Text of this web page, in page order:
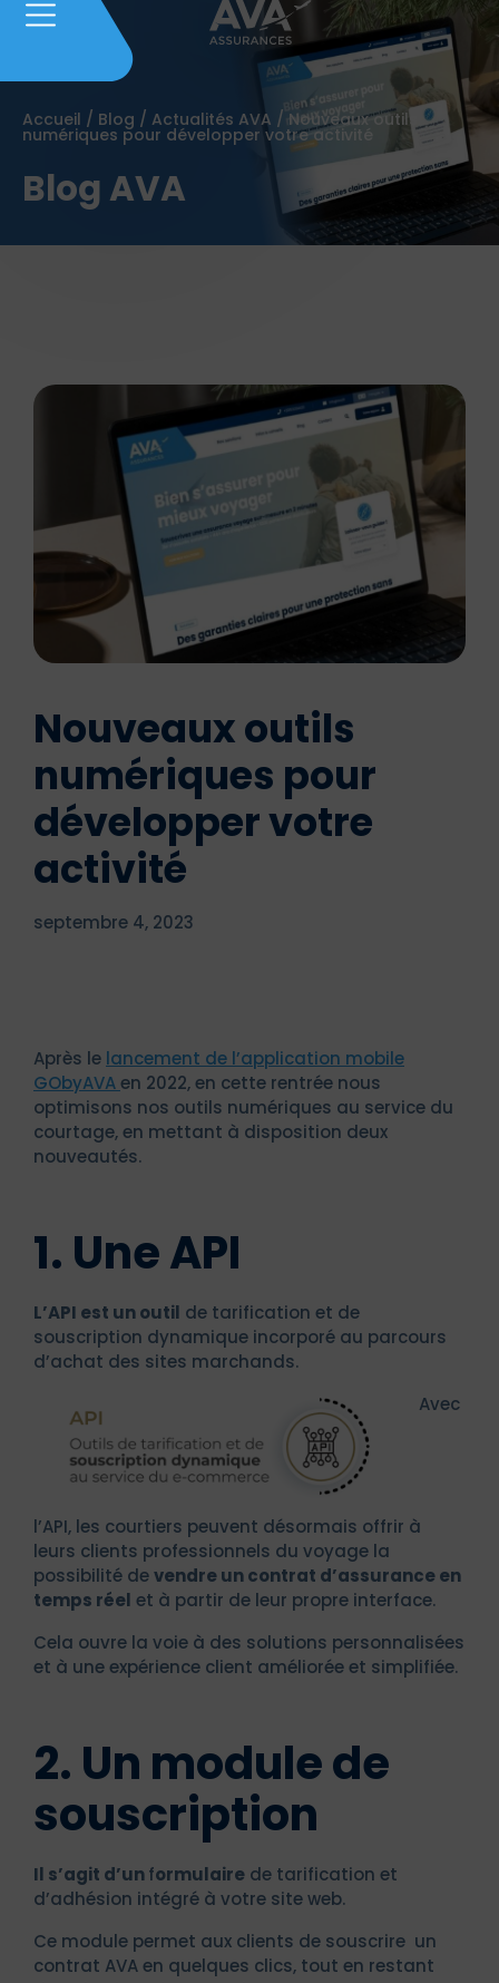
Accueil / Blog / Actualités AVA / Nouveaux outils
numériques pour développer votre activité
Blog AVA
Nouveaux outils
numériques pour
développer votre
activité
septembre 4, 2023
Après le lancement de l’application mobile
GObyAVAen 2022, en cette rentrée nous
optimisons nos outils numériques au service du
courtage, en mettant à disposition deux
nouveautés.
1. Une API
L’API est unoutil de tarification et de
souscription dynamique incorporé au parcours
d’achat des sites marchands.
Avec
l’API, les courtiers peuvent désormais offrir à
leurs clients professionnels du voyage la
possibilité devendre un contrat d’assurance en
temps réel et à partir de leur propre interface.
Cela ouvre la voie à des solutions personnalisées
et à une expérience client améliorée et simplifiée.
2. Un module de
souscription
Il s’agit d’unformulaire de tarification et
d’adhésion intégré à votre site web.
Ce module permet aux clients de souscrire un
contrat AVA en quelques clics, tout en restant